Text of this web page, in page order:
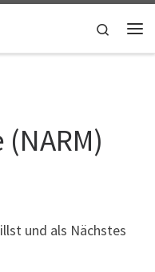
Search
und als Nächstes